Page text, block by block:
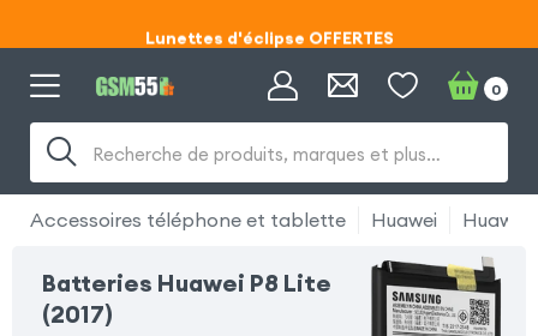
Lunettes d'éclipse OFFERTES
Code ECLIPSE55
Recherche de produits, marques et plus…
0
Accessoires téléphone et tablette Huawei Huawei
Batteries Huawei P8 Lite
(2017)